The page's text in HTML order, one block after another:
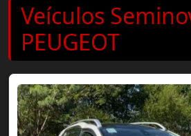
Veículos
PEUGEOT